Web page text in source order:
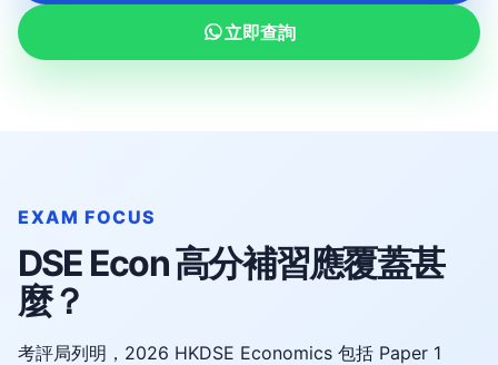
立即查詢
EXAM FOCUS
DSE Econ 高分補習應覆蓋甚
麼？
考評局列明，2026 HKDSE Economics 包括 Paper 1